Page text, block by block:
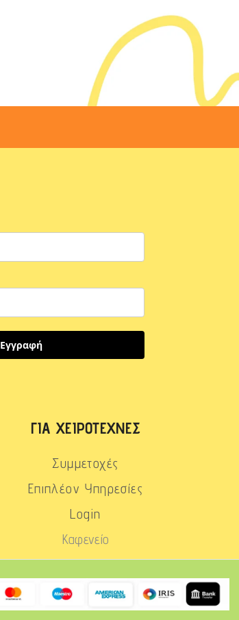
Εγγραφή
ΓΙΑ ΧΕΙΡΟΤΈΧΝΕΣ
Συμμετοχές
Επιπλέον Υπηρεσίες
Login
Καφενείο